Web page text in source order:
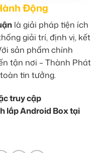
Động
là giải pháp tiện ích
giải trí, định vị, kết
sản phẩm chính
tận nơi – Thành Phát
tin tưởng.
truy cập
lắp Android Box tại